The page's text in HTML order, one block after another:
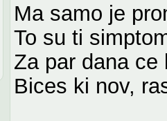
Ma samo je
To su ti
Za par dana ce
Bices ki nov,